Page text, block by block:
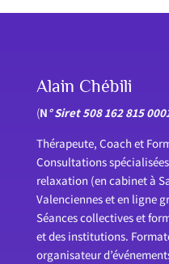
Alain Chébili
(N° Siret 508 162 815
Thérapeute, Coach et
Consultations
relaxation (en cabinet à
Valenciennes et en ligne
Séances collectives et
et des institutions.
organisateur